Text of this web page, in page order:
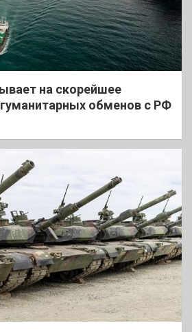
на скорейшее
обменов с РФ